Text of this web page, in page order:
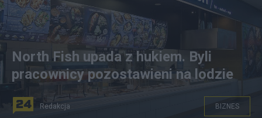
North Fish upada z hukiem. Byli
pracownicy pozostawieni na lodzie
Redakcja BIZNES